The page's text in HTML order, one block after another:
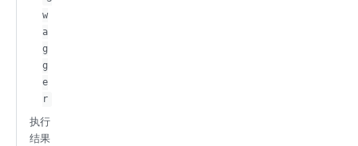
w
a
g
g
e
r
执行
结果